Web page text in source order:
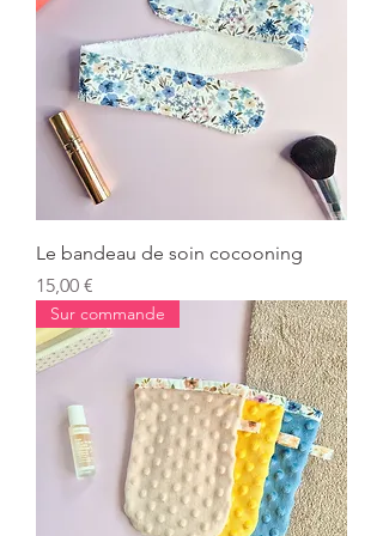
Le bandeau de soin cocooning
Prix
15,00 €
Sur commande